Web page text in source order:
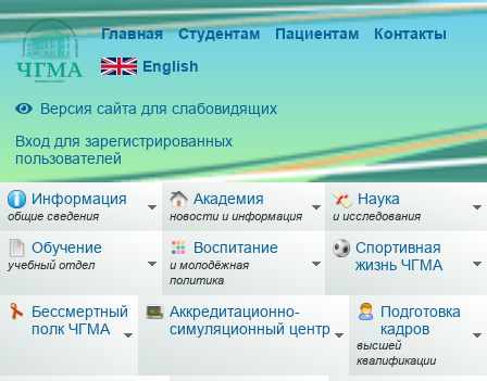
Главная Студентам Пациентам
Контакты
English
Версия сайта для слабовидящих
Вход для зарегистрированных
пользователей
Информация
общие сведения
Академия
новости и информация
Наука
и исследования
Обучение
учебный отдел
Воспитание
и молодёжная
политика
Спортивная
жизнь ЧГМА
Бессмертный
полк ЧГМА
Аккредитационно-
симуляционный центр
Подготовка
кадров
высшей
квалификации